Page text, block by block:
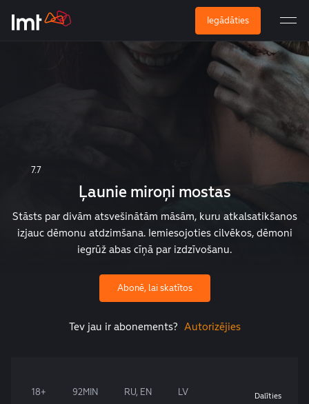
Iegādāties
7.7
Ļaunie miroņi mostas
Stāsts par divām atsvešinātām māsām, kuru atkalsatikšanos
izjauc dēmonu atdzimšana. Iemiesojoties cilvēkos, dēmoni
iegrūž abas cīņā par izdzīvošanu.
Abonē, lai skatītos
Tev jau ir abonements? Autorizējies
18+ 92MIN RU, EN LV Dalīties